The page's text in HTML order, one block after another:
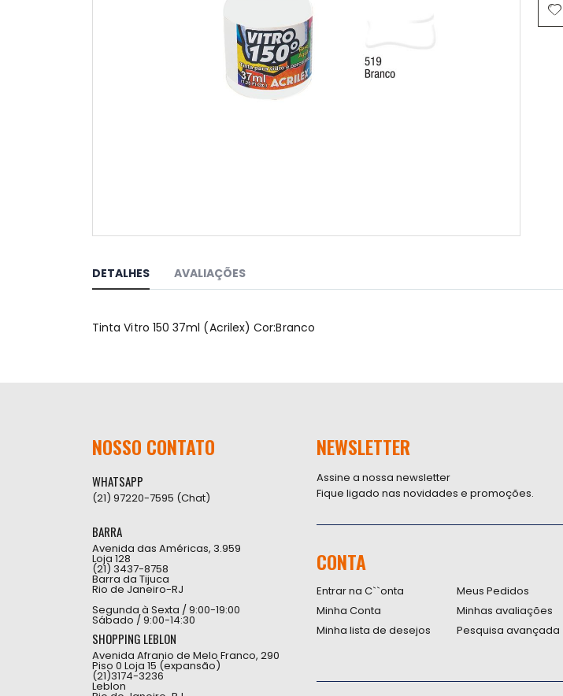
o
início
de
DETALHES
Tinta Vitro 150 37ml (Acrilex) Cor:Branco
AVALIAÇÕES
NOSSO CONTATO
WHATSAPP
(21) 97220-7595 (Chat)
BARRA
Avenida das Américas, 3.959
Loja 128
(21) 3437-8758
Barra da Tijuca
Rio de Janeiro-RJ
Segunda à Sexta / 9:00-19:00
Sábado / 9:00-14:30
SHOPPING LEBLON
Avenida Afranio de Melo Franco, 290
Piso 0 Loja 15 (expansão)
(21)3174-3236
Leblon
NEWSLETTER
Assine a nossa newsletter
Fique ligado nas novidades e promoções.
CONTA
Entrar na C``onta
Minha Conta
Minha lista de desejos
Meus Pedidos
Minhas avaliações
Pesquisa avançada